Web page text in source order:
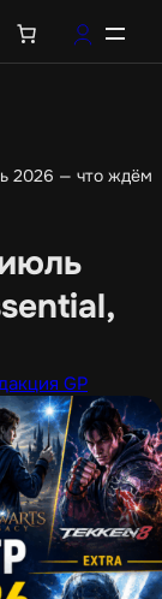
2026 — что ждём
GP